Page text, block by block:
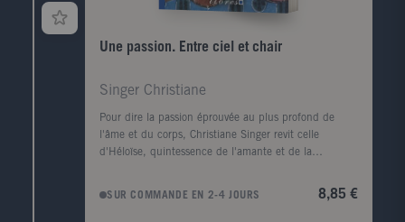
Une passion. Entre ciel et chair
Singer Christiane
Pour dire la passion éprouvée au plus profond de
l'âme et du corps, Christiane Singer revit celle
d'Héloïse, quintessence de l'amante et de la
tout à la fois païenne et spirituelle, ce bréviaire fou,
cette exaltation unique du plaisir et de l'extase, un
SUR COMMANDE EN 2-4 JOURS 8,85 €